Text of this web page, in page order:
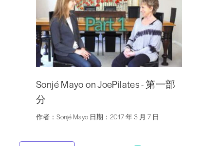
Sonjé Mayo on JoePilates - 第一部
分
作者：Sonjé Mayo 日期：2017 年 3 月 7 日